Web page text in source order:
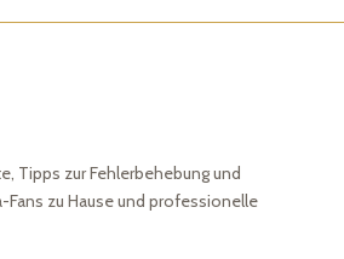
Tipps zur Fehlerbehebung und
Fans zu Hause und professionelle